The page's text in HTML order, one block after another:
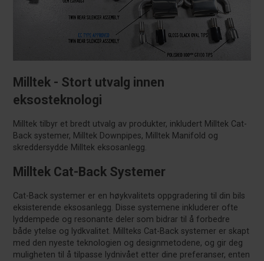
Milltek - Stort utvalg innen
eksosteknologi
Milltek tilbyr et bredt utvalg av produkter, inkludert Milltek Cat-
Back systemer, Milltek Downpipes, Milltek Manifold og
skreddersydde Milltek eksosanlegg.
Milltek Cat-Back Systemer
Cat-Back systemer er en høykvalitets oppgradering til din bils
eksisterende eksosanlegg. Disse systemene inkluderer ofte
lyddempede og resonante deler som bidrar til å forbedre
både ytelse og lydkvalitet. Millteks Cat-Back systemer er skapt
med den nyeste teknologien og designmetodene, og gir deg
muligheten til å tilpasse lydnivået etter dine preferanser, enten